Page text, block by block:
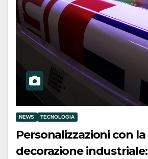
NEWS TECNOLOGIA
Personalizzazioni con la
decorazione industriale: